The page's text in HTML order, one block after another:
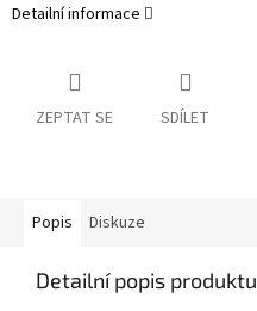
Detailní informace
ZEPTAT SE SDÍLET
Popis Diskuze
Detailní popis produktu